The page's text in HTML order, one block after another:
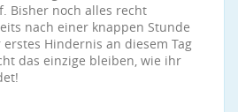
Bisher noch alles recht
nach einer knappen Stunde
Hindernis an diesem Tag
das einzige bleiben, wie ihr